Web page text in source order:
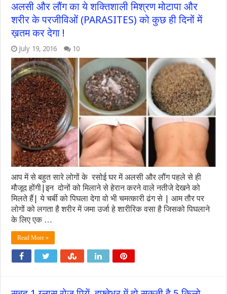
अलसी और लौंग का ये शक्तिशाली मिश्रण मोटापा और
शरीर के परजीविओं (PARASITES) को कुछ ही दिनों में
ख़तम कर देगा !
July 19, 2016 10
आप में से बहुत सारे लोगों के रसोई घर में अलसी और लौंग पहले से ही
मौजूद होंगी|इन दोनों को मिलाने से हेरान करने वाले नतीजे देखने को
मिलते हैं| ये चर्बी को पिघला देगा वो भी चमत्कारी ढंग से | आम तौर पर
लोगों को लगता है शरीर में जमा उर्जा हे शारीरिक वसा है जिसको पिघलाने
के लिए एक …
Read More »